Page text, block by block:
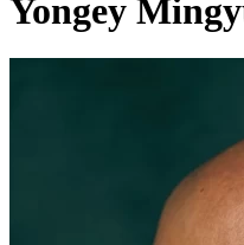
Yongey